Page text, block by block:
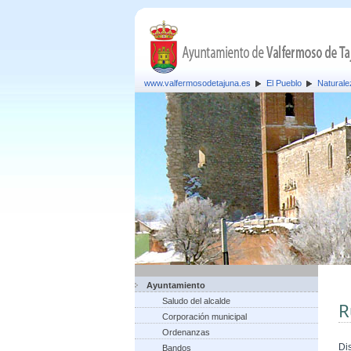
www.valfermosodetajuna.es El Pueblo
Ayuntamiento
Saludo del alcalde
Corporación municipal
Ordenanzas
Bandos